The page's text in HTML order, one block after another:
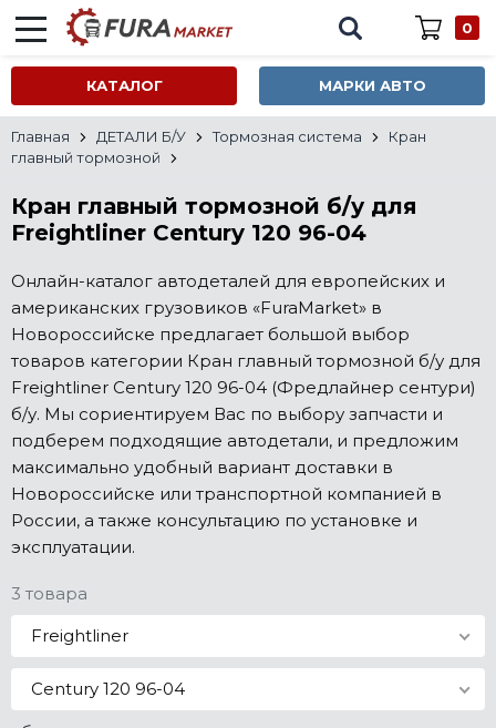
0
КАТАЛОГ МАРКИ АВТО
Все марки
Главная ДЕТАЛИ Б/У Тормозная система
Кран
главный тормозной
Кран главный тормозной б/у для
Freightliner Century 120 96-04
Онлайн-каталог автодеталей для европейских и
американских грузовиков «FuraMarket» в
Новороссийске предлагает большой выбор
товаров категории Кран главный тормозной б/у для
Freightliner Century 120 96-04 (Фредлайнер сентури)
б/у. Мы сориентируем Вас по выбору запчасти и
подберем подходящие автодетали, и предложим
максимально удобный вариант доставки в
Новороссийске или транспортной компанией в
России, а также консультацию по установке и
эксплуатации.
3 товара
Freightliner
Century 120 96-04